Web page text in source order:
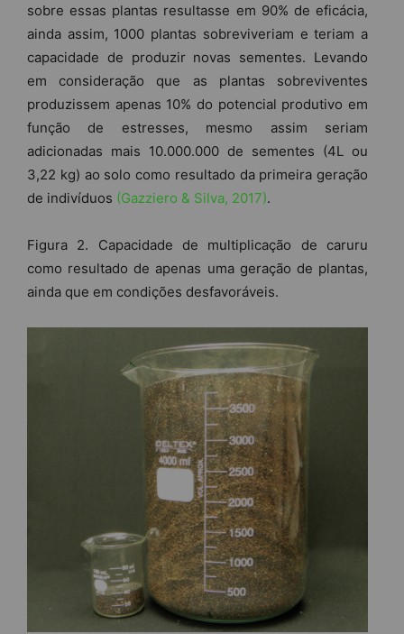
sobre essas plantas resultasse em 90% de eficácia,
ainda assim, 1000 plantas sobreviveriam e teriam a
capacidade de produzir novas sementes. Levando
em consideração que as plantas sobreviventes
produzissem apenas 10% do potencial produtivo em
função de estresses, mesmo assim seriam
adicionadas mais 10.000.000 de sementes (4L ou
3,22 kg) ao solo como resultado da primeira geração
de indivíduos (Gazziero & Silva, 2017).
Figura 2. Capacidade de multiplicação de caruru
como resultado de apenas uma geração de plantas,
ainda que em condições desfavoráveis.